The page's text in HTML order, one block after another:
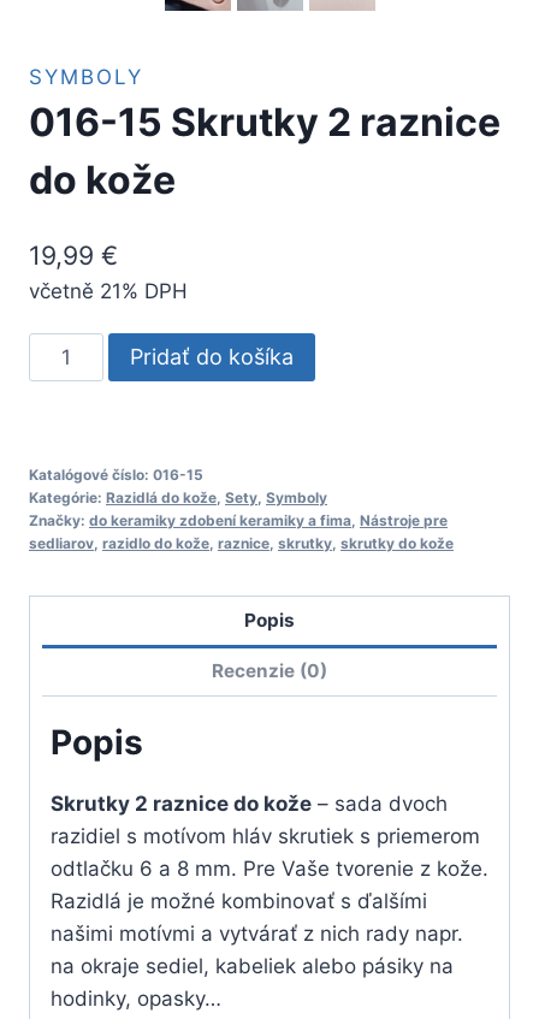
SYMBOLY
016-15 Skrutky 2 raznice
do kože
19,99 €
včetně 21% DPH
množstvo
016-
2
raznice
do
Pridať do košíka
Katalógové číslo: 016-15
Kategórie: Razidlá do kože, Sety, Symboly
Značky: do keramiky zdobení keramiky a fima, Nástroje pre
sedliarov, razidlo do kože, raznice, skrutky, skrutky do kože
Popis
Recenzie (0)
Popis
Skrutky 2 raznice do kože – sada dvoch
razidiel s motívom hláv skrutiek s priemerom
odtlačku 6 a 8 mm. Pre Vaše tvorenie z kože.
Razidlá je možné kombinovať s ďalšími
našimi motívmi a vytvárať z nich rady napr.
na okraje sediel, kabeliek alebo pásiky na
hodinky, opasky…